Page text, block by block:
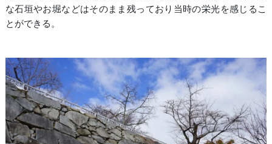
な石垣やお堀などはそのまま残っており当時の栄光を感じるこ
とができる。